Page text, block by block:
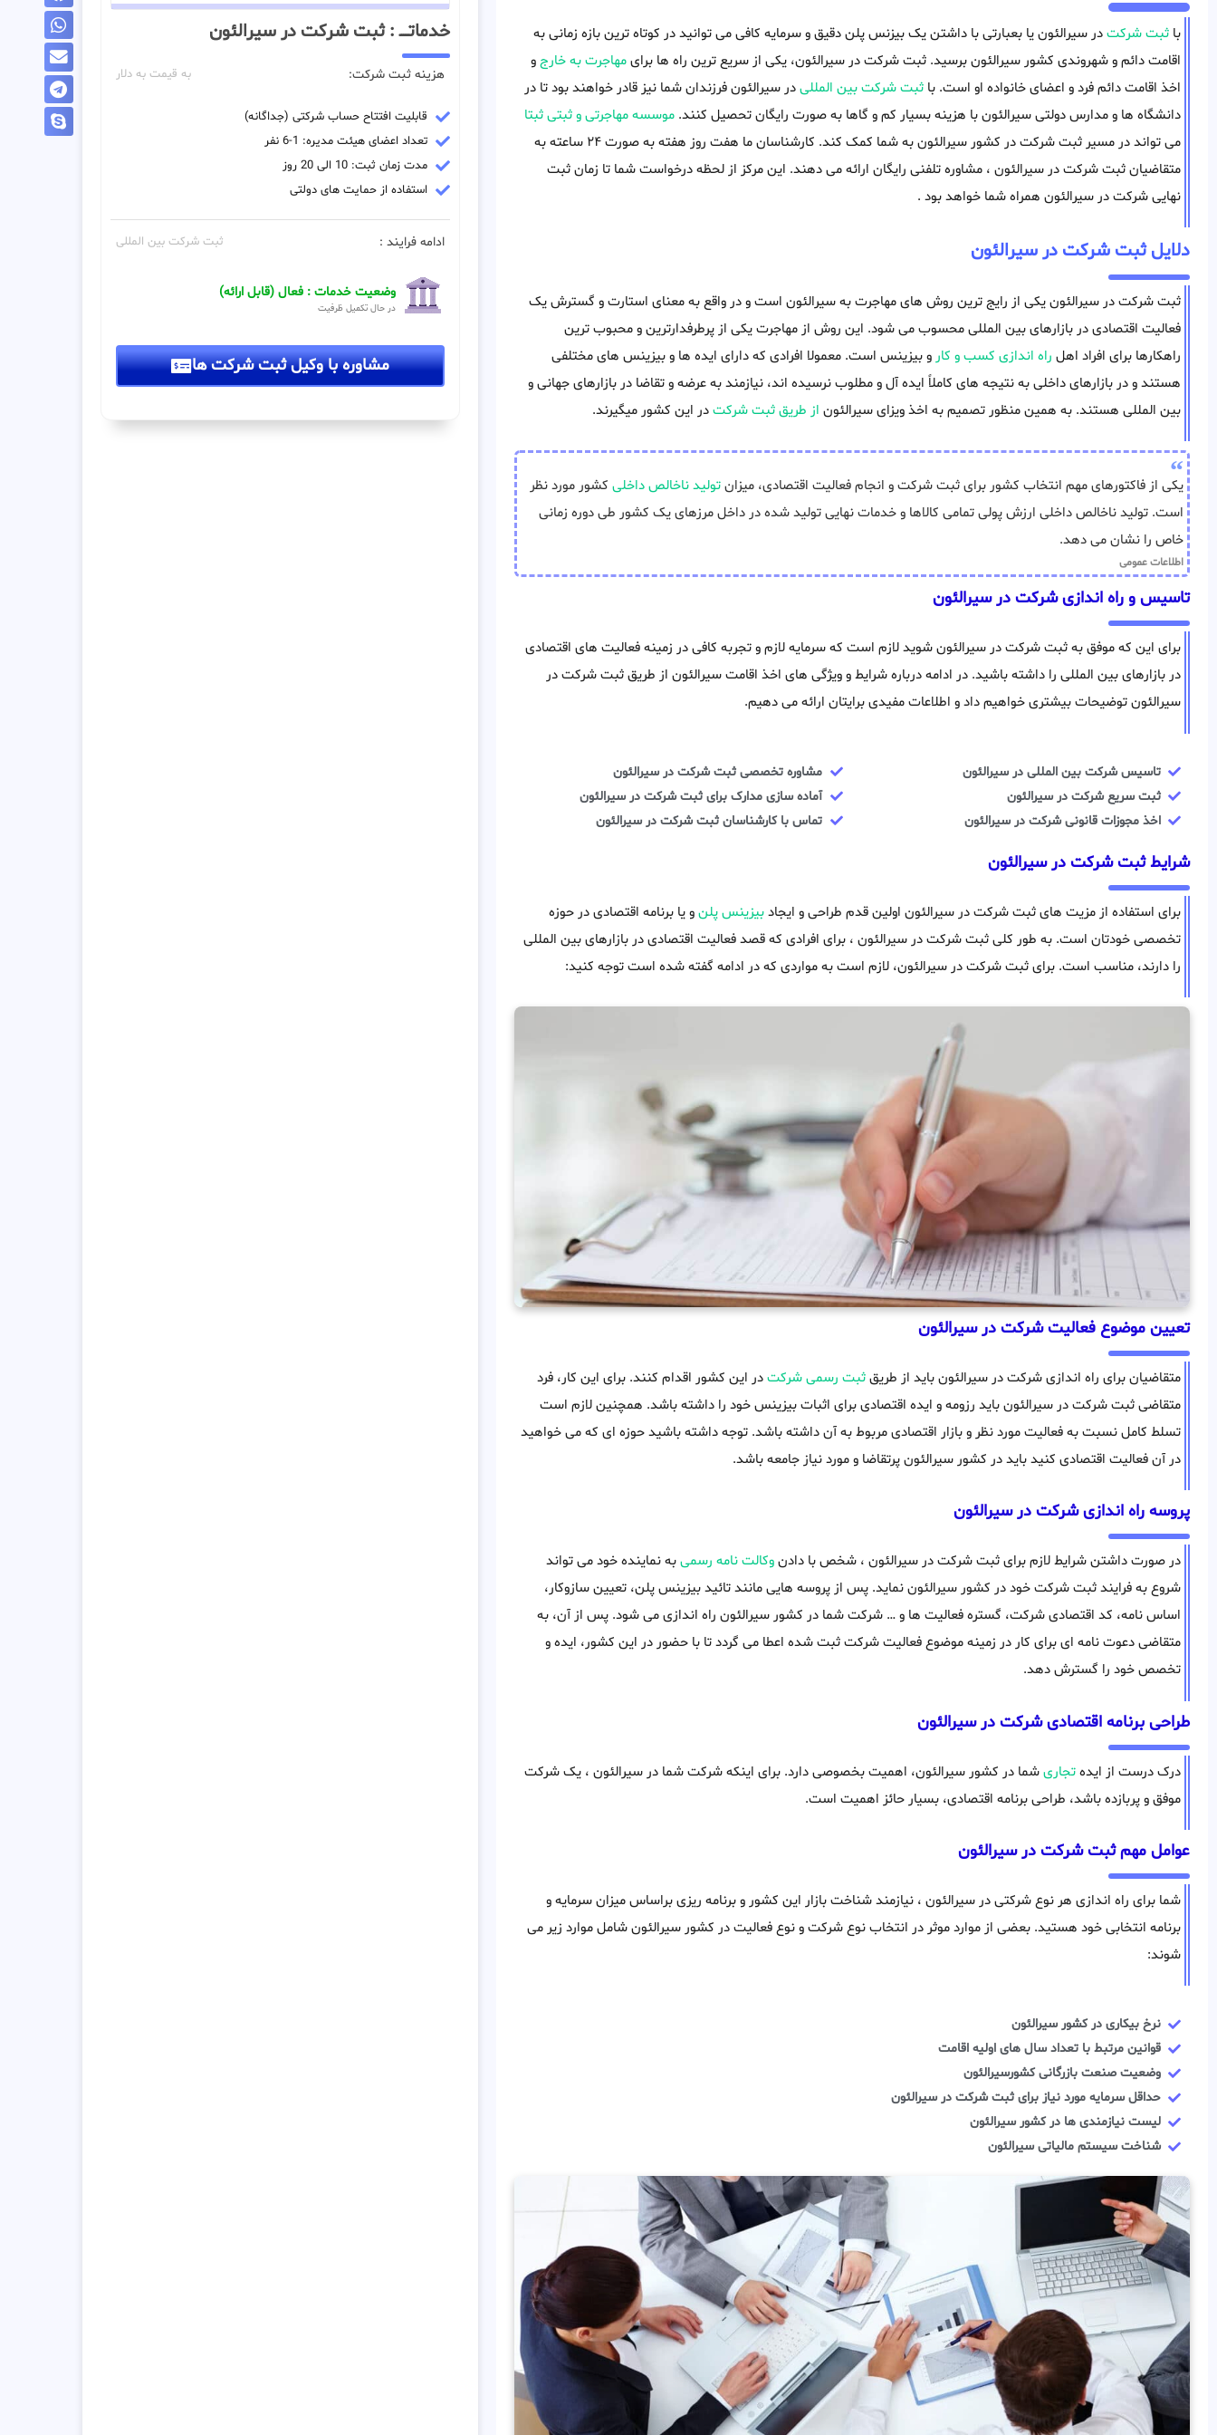
با ثبت شرکتدر سیرالئون یا بعبارتی با داشتن یک بیزنس پلن دقیق و سرمایه کافی می توانید در کوتاه ترین بازه زمانی به
اقامت دائم و شهروندی کشور سیرالئون برسید. ثبت شرکت در سیرالئون، یکی از سریع ترین راه ها برایمهاجرت به خارجو
اخذ اقامت دائم فرد و اعضای خانواده او است. با ثبت شرکت بین المللیدر سیرالئون فرزندان شما نیز قادر خواهند بود تا در
دانشگاه ها و مدارس دولتی سیرالئون با هزینه بسیار کم و گاها به صورت رایگان تحصیل کنند. موسسه مهاجرتی و ثبتی ثبتا
می تواند در مسیر ثبت شرکت در کشور سیرالئون به شما کمک کند. کارشناسان ما هفت روز هفته به صورت ۲۴ ساعته به
متقاضیان ثبت شرکت در سیرالئون ، مشاوره تلفنی رایگان ارائه می دهند. این مرکز از لحظه درخواست شما تا زمان ثبت
نهایی شرکت در سیرالئون همراه شما خواهد بود .
دلایل ثبت شرکت در سیرالئون
ثبت شرکت در سیرالئون یکی از رایج ترین روش های مهاجرت به سیرالئون است و در واقع به معنای استارت و گسترش یک
فعالیت اقتصادی در بازارهای بین المللی محسوب می شود. این روش از مهاجرت یکی از پرطرفدارترین و محبوب ترین
راهکارها برای افراد اهل راه اندازی کسب و کار و بیزینس است. معمولا افرادی که دارای ایده ها و بیزینس های مختلفی
هستند و در بازارهای داخلی به نتیجه های کاملاً ایده آل و مطلوب نرسیده اند، نیازمند به عرضه و تقاضا در بازارهای جهانی و
بین المللی هستند. به همین منظور تصمیم به اخذ ویزای سیرالئون از طریق ثبت شرکتدر این کشور میگیرند.
یکی از فاکتورهای مهم انتخاب کشور برای ثبت شرکت و انجام فعالیت اقتصادی، میزانتولید ناخالص داخلی کشور مورد نظر
است. تولید ناخالص داخلی ارزش پولی تمامی کالاها و خدمات نهایی تولید شده در داخل مرزهای یک کشور طی دوره زمانی
خاص را نشان می دهد.
اطلاعات عمومی
تاسیس و راه اندازی شرکت در سیرالئون
برای این که موفق به ثبت شرکت در سیرالئون شوید لازم است که سرمایه لازم و تجربه کافی در زمینه فعالیت های اقتصادی
در بازارهای بین المللی را داشته باشید. در ادامه درباره شرایط و ویژگی های اخذ اقامت سیرالئون از طریق ثبت شرکت در
سیرالئون توضیحات بیشتری خواهیم داد و اطلاعات مفیدی برایتان ارائه می دهیم.
تاسیس شرکت بین المللی در سیرالئون
ثبت سریع شرکت در سیرالئون
اخذ مجوزات قانونی شرکت در سیرالئون
مشاوره تخصصی ثبت شرکت در سیرالئون
آماده سازی مدارک برای ثبت شرکت در سیرالئون
تماس با کارشناسان ثبت شرکت در سیرالئون
شرایط ثبت شرکت در سیرالئون
برای استفاده از مزیت های ثبت شرکت در سیرالئون اولین قدم طراحی و ایجادبیزینس پلنو یا برنامه اقتصادی در حوزه
تخصصی خودتان است. به طور کلی ثبت شرکت در سیرالئون ، برای افرادی که قصد فعالیت اقتصادی در بازارهای بین المللی
را دارند، مناسب است. برای ثبت شرکت در سیرالئون، لازم است به مواردی که در ادامه گفته شده است توجه کنید:
تعیین موضوع فعالیت شرکت در سیرالئون
متقاضیان برای راه اندازی شرکت در سیرالئون باید از طریقثبت رسمی شرکتدر این کشور اقدام کنند. برای این کار، فرد
متقاضی ثبت شرکت در سیرالئون باید رزومه و ایده اقتصادی برای اثبات بیزینس خود را داشته باشد. همچنین لازم است
تسلط کامل نسبت به فعالیت مورد نظر و بازار اقتصادی مربوط به آن داشته باشد. توجه داشته باشید حوزه ای که می خواهید
در آن فعالیت اقتصادی کنید باید در کشور سیرالئون پرتقاضا و مورد نیاز جامعه باشد.
پروسه راه اندازی شرکت در سیرالئون
در صورت داشتن شرایط لازم برای ثبت شرکت در سیرالئون ، شخص با دادنوکالت نامه رسمیبه نماینده خود می تواند
شروع به فرایند ثبت شرکت خود در کشور سیرالئون نماید. پس از پروسه هایی مانند تائید بیزینس پلن، تعیین سازوکار،
اساس نامه، کد اقتصادی شرکت، گستره فعالیت ها و … شرکت شما در کشور سیرالئون راه اندازی می شود. پس از آن، به
متقاضی دعوت نامه ای برای کار در زمینه موضوع فعالیت شرکت ثبت شده اعطا می گردد تا با حضور در این کشور، ایده و
تخصص خود را گسترش دهد.
طراحی برنامه اقتصادی شرکت در سیرالئون
درک درست از ایدهتجاریشما در کشور سیرالئون، اهمیت بخصوصی دارد. برای اینکه شرکت شما در سیرالئون ، یک شرکت
موفق و پربازده باشد، طراحی برنامه اقتصادی، بسیار حائز اهمیت است.
عوامل مهم ثبت شرکت در سیرالئون
شما برای راه اندازی هر نوع شرکتی در سیرالئون ، نیازمند شناخت بازار این کشور و برنامه ریزی براساس میزان سرمایه و
برنامه انتخابی خود هستید. بعضی از موارد موثر در انتخاب نوع شرکت و نوع فعالیت در کشور سیرالئون شامل موارد زیر می
شوند:
نرخ بیکاری در کشور سیرالئون
قوانین مرتبط با تعداد سال های اولیه اقامت
وضعیت صنعت بازرگانی کشورسیرالئون
حداقل سرمایه مورد نیاز برای ثبت شرکت در سیرالئون
لیست نیازمندی ها در کشور سیرالئون
شناخت سیستم مالیاتی سیرالئون
خدماتـــــ : ثبت شرکت در سیرالئون
هزینه ثبت شرکت: به قیمت به دلار
قابلیت افتتاح حساب شرکتی (جداگانه)
تعداد اعضای هیئت مدیره: 1-6 نفر
مدت زمان ثبت: 10 الی 20 روز
استفاده از حمایت های دولتی
ادامه فرایند : ثبت شرکت بین المللی
وضعیت خدمات : فعال (قابل ارائه)
در حال تکمیل ظرفیت
مشاوره با وکیل ثبت شرکت ها